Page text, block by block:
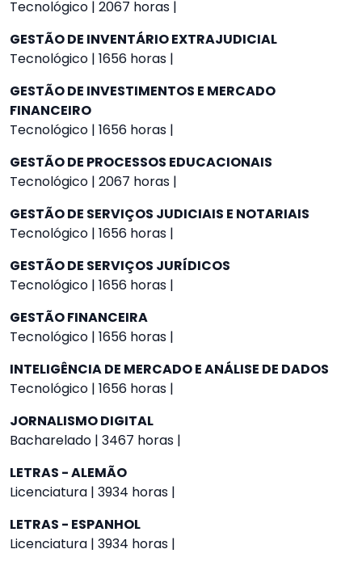
Tecnológico | 2067 horas |
GESTÃO DE INVENTÁRIO EXTRAJUDICIAL
Tecnológico | 1656 horas |
GESTÃO DE INVESTIMENTOS E MERCADO
FINANCEIRO
Tecnológico | 1656 horas |
GESTÃO DE PROCESSOS EDUCACIONAIS
Tecnológico | 2067 horas |
GESTÃO DE SERVIÇOS JUDICIAIS E NOTARIAIS
Tecnológico | 1656 horas |
GESTÃO DE SERVIÇOS JURÍDICOS
Tecnológico | 1656 horas |
GESTÃO FINANCEIRA
Tecnológico | 1656 horas |
INTELIGÊNCIA DE MERCADO E ANÁLISE DE DADOS
Tecnológico | 1656 horas |
JORNALISMO DIGITAL
Bacharelado | 3467 horas |
LETRAS - ALEMÃO
Licenciatura | 3934 horas |
LETRAS - ESPANHOL
Licenciatura | 3934 horas |